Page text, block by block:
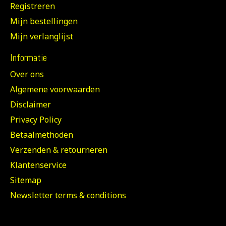
Registreren
Mijn bestellingen
Mijn verlanglijst
Informatie
Over ons
Algemene voorwaarden
Disclaimer
Privacy Policy
Betaalmethoden
Verzenden & retourneren
Klantenservice
Sitemap
Newsletter terms & conditions